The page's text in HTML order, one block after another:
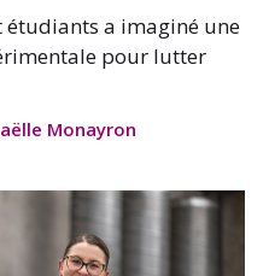
étudiants a imaginé une
pour lutter
Monayron